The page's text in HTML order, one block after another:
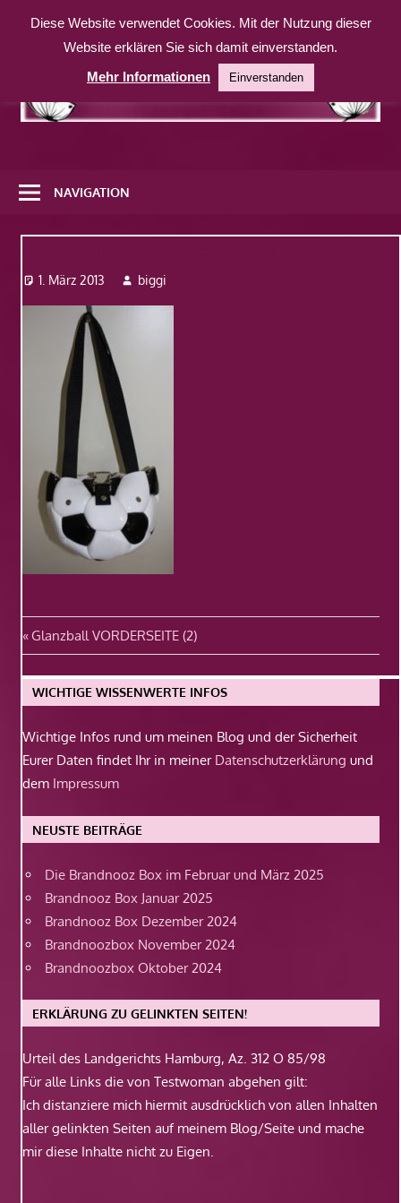
Inhalt
weitere
Website
NAVIGATION
1. März 2013 biggi
Beitragsnavigation
Vorheriger
Beitrag:
Glanzball VORDERSEITE (2)
WICHTIGE WISSENWERTE INFOS
Wichtige Infos rund um meinen Blog und der Sicherheit
Eurer Daten findet Ihr in meiner Datenschutzerklärung und
dem Impressum
NEUSTE BEITRÄGE
Die Brandnooz Box im Februar und März 2025
Brandnooz Box Januar 2025
Brandnooz Box Dezember 2024
Brandnoozbox November 2024
Brandnoozbox Oktober 2024
ERKLÄRUNG ZU GELINKTEN SEITEN!
Urteil des Landgerichts Hamburg, Az. 312 O 85/98
Für alle Links die von Testwoman abgehen gilt:
Ich distanziere mich hiermit ausdrücklich von allen Inhalten
aller gelinkten Seiten auf meinem Blog/Seite und mache
mir diese Inhalte nicht zu Eigen.
Diese Website verwendet Cookies. Mit der Nutzung dieser
Website erklären Sie sich damit einverstanden.
Mehr Informationen
Einverstanden